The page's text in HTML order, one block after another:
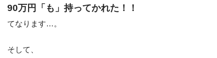
90万円「も」持ってかれた！！
てなります…。
そして、